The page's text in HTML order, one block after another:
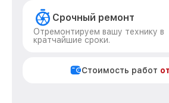
Срочный ремонт
Отремонтируем вашу технику в
кратчайшие сроки.
Стоимость работ